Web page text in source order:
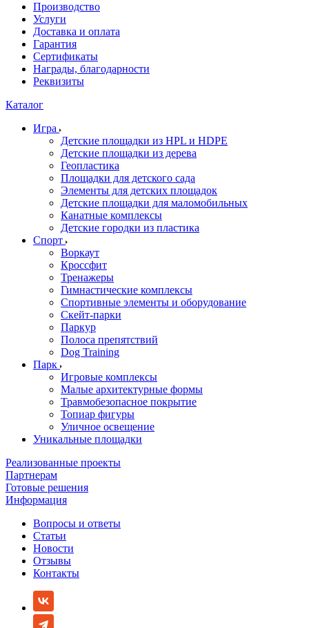
Производство
Услуги
Доставка и оплата
Гарантия
Сертификаты
Награды, благодарности
Реквизиты
Каталог
Игра
Детские площадки из HPL и HDPE
Детские площадки из дерева
Геопластика
Площадки для детского сада
Элементы для детских площадок
Детские площадки для маломобильных
Канатные комплексы
Детские городки из пластика
Спорт
Воркаут
Кроссфит
Тренажеры
Гимнастические комплексы
Спортивные элементы и оборудование
Скейт-парки
Паркур
Полоса препятствий
Dog Training
Парк
Игровые комплексы
Малые архитектурные формы
Травмобезопасное покрытие
Топиар фигуры
Уличное освещение
Уникальные площадки
Реализованные проекты
Партнерам
Готовые решения
Информация
Вопросы и ответы
Статьи
Новости
Отзывы
Контакты